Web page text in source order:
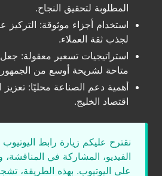
المطلوبة لتحقيق النجاح.
استخدام أجزاء موثوقة: التركيز
لجذب ثقة العملاء.
استراتيجيات تسعير معقولة: جعل
متاحة لشريحة أوسع من
أهمية دعم الصناعة محليًا: تعزيز
اقتصاد الخليج.
نقترح عليكم زيارة رابط
الفيديو، المشاركة في المناقشة،
على اليوتيوب. بهذه الطريقة،